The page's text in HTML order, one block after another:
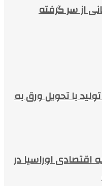
از سر گرفته
با تحویل ورق به
اقتصادی اوراسیا در